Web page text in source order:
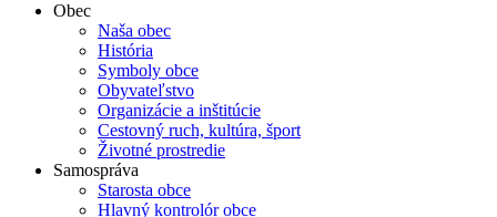
Obec
Naša obec
História
Symboly obce
Obyvateľstvo
Organizácie a inštitúcie
Cestovný ruch, kultúra, šport
Životné prostredie
Samospráva
Starosta obce
Hlavný kontrolór obce